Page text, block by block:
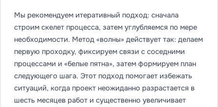
Мы рекомендуем итеративный подход: сначала
строим скелет процесса, затем углубляемся по мере
необходимости. Метод «волны» действует так: делаем
первую проходку, фиксируем связи с соседними
процессами и «белые пятна», затем формируем план
следующего шага. Этот подход помогает избежать
ситуаций, когда проект неожиданно разрастается в
шесть месяцев работ и существенно увеличивает